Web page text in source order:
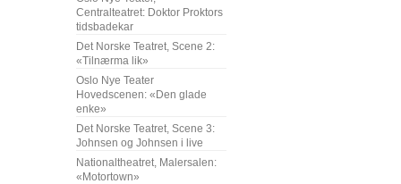
Centralteatret: Doktor Proktors
tidsbadekar
Det Norske Teatret, Scene 2:
«Tilnærma lik»
Oslo Nye Teater
Hovedscenen: «Den glade
enke»
Det Norske Teatret, Scene 3:
Johnsen og Johnsen i live
Nationaltheatret, Malersalen:
«Motortown»